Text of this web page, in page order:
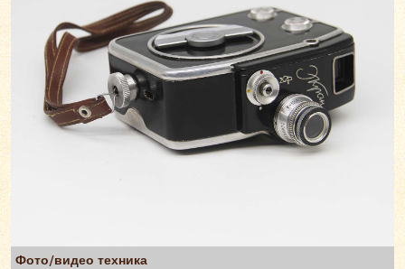
Фото/видео техника